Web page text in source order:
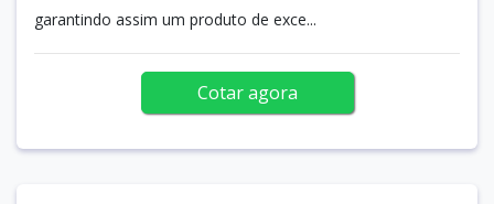
garantindo assim um produto de exce...
Cotar agora